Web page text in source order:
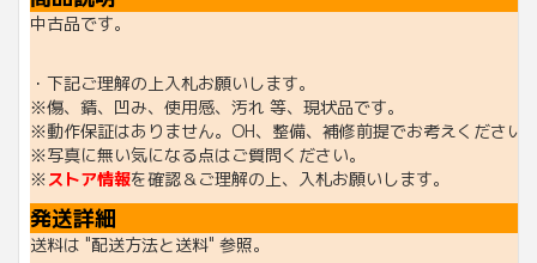
中古品です。
・下記ご理解の上入札お願いします。
※傷、錆、凹み、使用感、汚れ 等、現状品です。
※動作保証はありません。OH、整備、補修前提でお考えください
※写真に無い気になる点はご質問ください。
※ストア情報を確認＆ご理解の上、入札お願いします。
発送詳細
送料は "配送方法と送料" 参照。